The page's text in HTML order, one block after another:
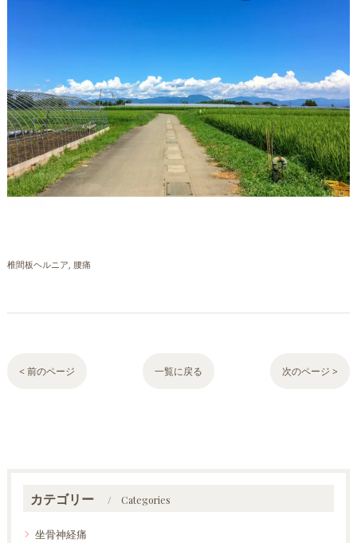
椎間板ヘルニア 腰痛
< 前のページ 一覧に戻る 次のページ >
カテゴリー Categories
坐骨神経痛